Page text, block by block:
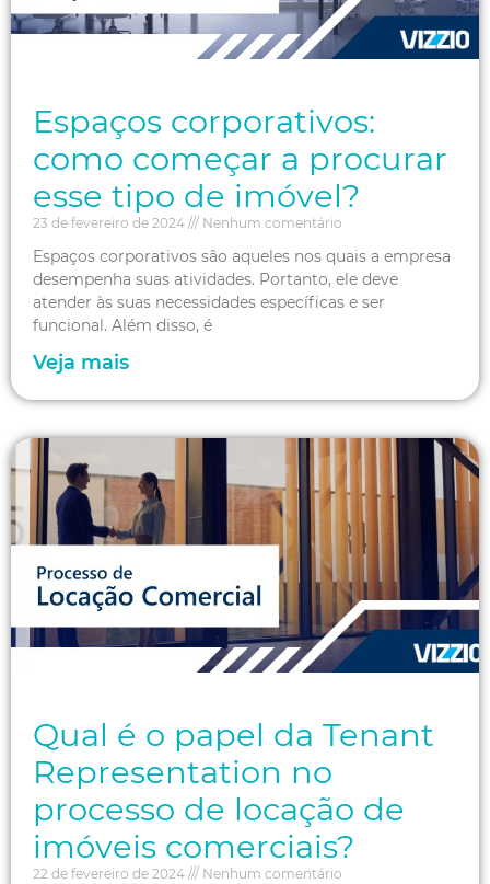
Espaços corporativos:
como começar a procurar
esse tipo de imóvel?
23 de fevereiro de 2024 Nenhum comentário
Espaços corporativos são aqueles nos quais a empresa
desempenha suas atividades. Portanto, ele deve
atender às suas necessidades específicas e ser
funcional. Além disso, é
Veja mais
Qual é o papel da Tenant
Representation no
processo de locação de
imóveis comerciais?
22 de fevereiro de 2024 Nenhum comentário